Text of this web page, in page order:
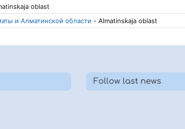
oblast
и Алматинской области - Almatinskaja oblast
Follow last news